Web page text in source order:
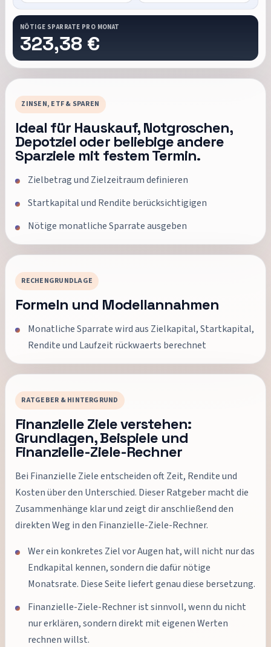
NÖTIGE SPARRATE PRO MONAT
323,38 €
ZINSEN, ETF & SPAREN
Ideal für Hauskauf, Notgroschen,
Depotziel oder beliebige andere
Sparziele mit festem Termin.
Zielbetrag und Zielzeitraum definieren
Startkapital und Rendite berücksichtigigen
Nötige monatliche Sparrate ausgeben
RECHENGRUNDLAGE
Formeln und Modellannahmen
Monatliche Sparrate wird aus Zielkapital, Startkapital,
Rendite und Laufzeit rückwaerts berechnet
RATGEBER & HINTERGRUND
Finanzielle Ziele verstehen:
Grundlagen, Beispiele und
Finanzielle-Ziele-Rechner
Bei Finanzielle Ziele entscheiden oft Zeit, Rendite und
Kosten über den Unterschied. Dieser Ratgeber macht die
Zusammenhänge klar und zeigt dir anschließend den
direkten Weg in den Finanzielle-Ziele-Rechner.
Wer ein konkretes Ziel vor Augen hat, will nicht nur das
Endkapital kennen, sondern die dafür nötige
Monatsrate. Diese Seite liefert genau diese bersetzung.
Finanzielle-Ziele-Rechner ist sinnvoll, wenn du nicht
nur erklären, sondern direkt mit eigenen Werten
rechnen willst.